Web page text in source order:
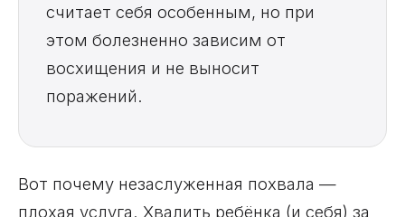
считает себя особенным, но при
этом болезненно зависим от
восхищения и не выносит
поражений.
Вот почему незаслуженная похвала —
плохая услуга. Хвалить ребёнка (и себя) за